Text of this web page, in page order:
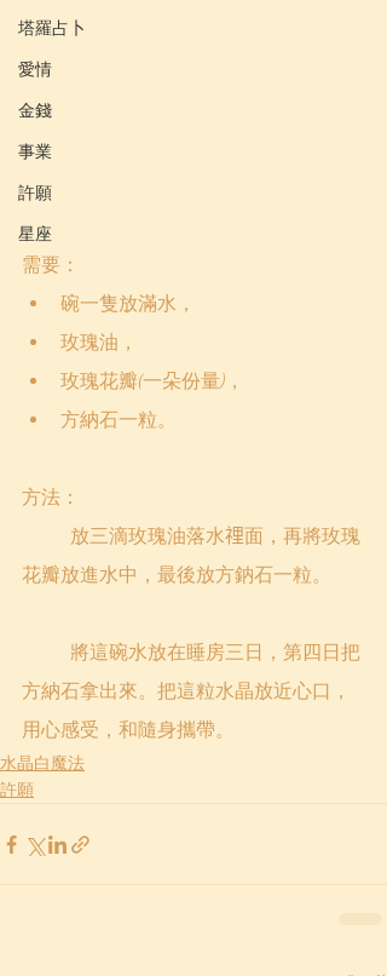
塔羅占卜
愛情
金錢
事業
許願
星座
需要：
碗一隻放滿水，
玫瑰油，
玫瑰花瓣(一朵份量)，
方納石一粒。
方法：
花瓣放進水中，最後放方鈉石一粒。
方納石拿出來。把這粒水晶放近心口，
用心感受，和隨身攜帶。
水晶白魔法
許願